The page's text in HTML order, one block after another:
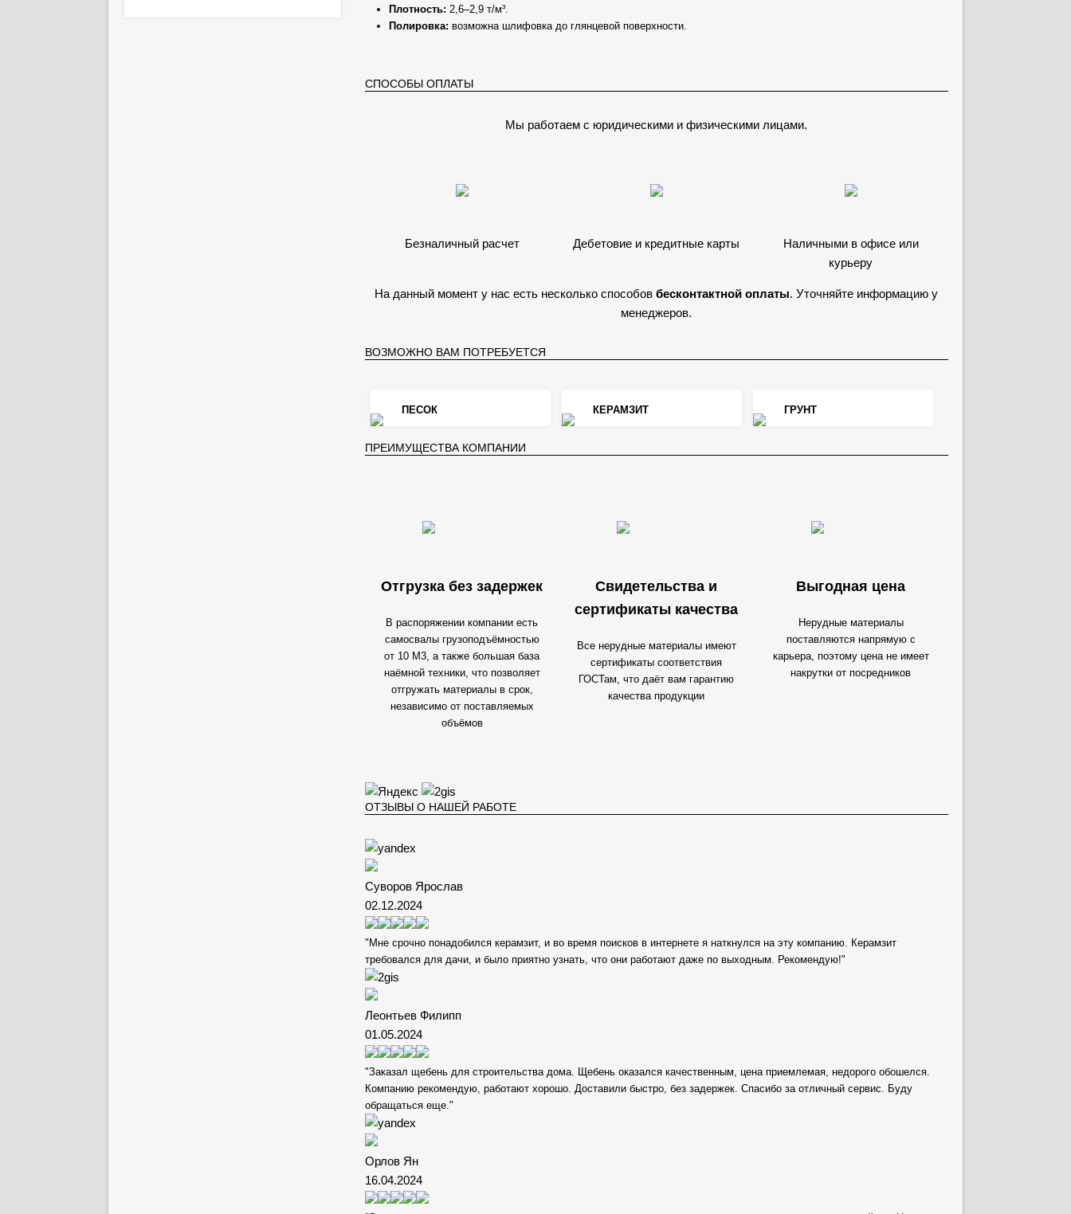
Плотность: 2,6–2,9 т/м³.
Полировка: возможна шлифовка до глянцевой поверхности.
СПОСОБЫ ОПЛАТЫ
Мы работаем с юридическими и физическими лицами.
Безналичный расчет Дебетовие и кредитные карты
Наличными в офисе или
курьеру
На данный момент у нас есть несколько способов бесконтактной оплаты. Уточняйте информацию у
менеджеров.
ВОЗМОЖНО ВАМ ПОТРЕБУЕТСЯ
ПЕСОК КЕРАМЗИТ ГРУНТ
ПРЕИМУЩЕСТВА КОМПАНИИ
Отгрузка без задержек
В распоряжении компании есть
самосвалы грузоподъёмностью
от 10 М3, а также большая база
наёмной техники, что позволяет
отгружать материалы в срок,
независимо от поставляемых
объёмов
Свидетельства и
сертификаты качества
Все нерудные материалы имеют
сертификаты соответствия
ГОСТам, что даёт вам гарантию
качества продукции
Выгодная цена
Нерудные материалы
поставляются напрямую с
карьера, поэтому цена не имеет
накрутки от посредников
ОТЗЫВЫ О НАШЕЙ РАБОТЕ
Суворов Ярослав
02.12.2024
"Мне срочно понадобился керамзит, и во время поисков в интернете я наткнулся на эту компанию. Керамзит
требовался для дачи, и было приятно узнать, что они работают даже по выходным. Рекомендую!"
Леонтьев Филипп
01.05.2024
"Заказал щебень для строительства дома. Щебень оказался качественным, цена приемлемая, недорого обошелся.
Компанию рекомендую, работают хорошо. Доставили быстро, без задержек. Спасибо за отличный сервис. Буду
обращаться еще."
Орлов Ян
16.04.2024